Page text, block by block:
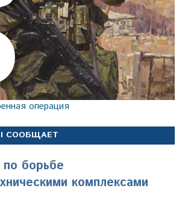
операция
СООБЩАЕТ
по борьбе
комплексами